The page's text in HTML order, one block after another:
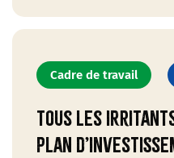
Cadre de travail
Tous les
plan